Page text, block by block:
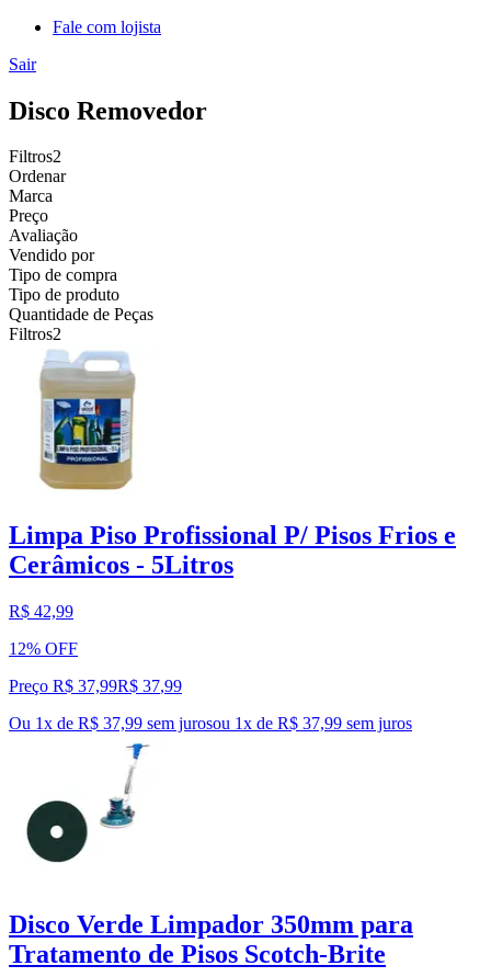
Fale com lojista
Sair
Disco Removedor
Filtros2
Ordenar
Marca
Preço
Avaliação
Vendido por
Tipo de compra
Tipo de produto
Quantidade de Peças
Filtros2
Limpa Piso Profissional P/ Pisos Frios e
Cerâmicos - 5Litros
R$ 42,99
12% OFF
Preço R$ 37,99R$ 37,99
Ou 1x de R$ 37,99 sem jurosou 1x de R$ 37,99 sem juros
Disco Verde Limpador 350mm para
Tratamento de Pisos Scotch-Brite